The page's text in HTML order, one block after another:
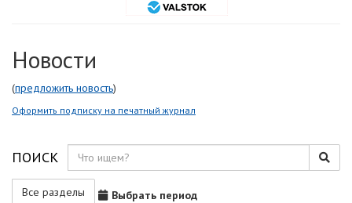
Новости
(предложить новость)
Оформить подписку на печатный журнал
ПОИСК
Все разделы Выбрать период